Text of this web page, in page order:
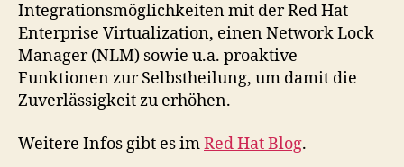
Integrationsmöglichkeiten mit der Red Hat
Enterprise Virtualization, einen Network Lock
Manager (NLM) sowie u.a. proaktive
Funktionen zur Selbstheilung, um damit die
Zuverlässigkeit zu erhöhen.
Weitere Infos gibt es imRed Hat Blog.